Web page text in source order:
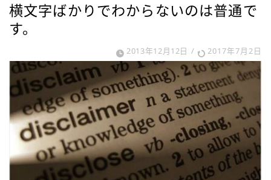
横文字ばかりでわからないのは普通で
す。
2013年12月12日 / 2017年7月2日